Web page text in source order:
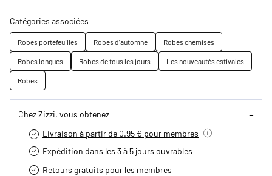
Catégories associées
Robes portefeuilles Robes d'automne
Robes chemises
Robes longues
Robes de tous les jours
Les nouveautés estivales
Robes
Chez Zizzi, vous obtenez
Livraison à partir de 0.95 € pour membres
Expédition dans les 3 à 5 jours ouvrables
Retours gratuits pour les membres